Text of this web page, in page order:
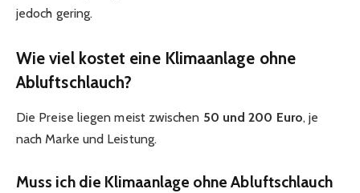
jedoch gering.
Wie viel kostet eine Klimaanlage ohne
Abluftschlauch?
Die Preise liegen meist zwischen 50 und 200 Euro, je
nach Marke und Leistung.
Muss ich die Klimaanlage ohne Abluftschlauch